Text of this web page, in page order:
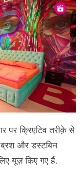
पर क्रिएटिव तरीक़े से
और डस्टबिन
यूज़ किए गए हैं.